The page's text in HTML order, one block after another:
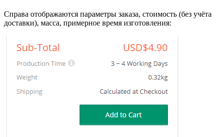
Справа отображаются параметры заказа, стоимость (без учёта
доставки), масса, примерное время изготовления: